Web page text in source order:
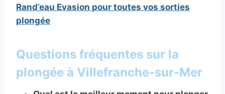
Rand’eau Evasion pour toutes vos sorties
plongée
Questions fréquentes sur la
plongée à Villefranche-sur-Mer